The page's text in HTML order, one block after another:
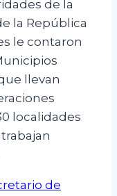
de la
la República
le contaron
llevan
localidades
de